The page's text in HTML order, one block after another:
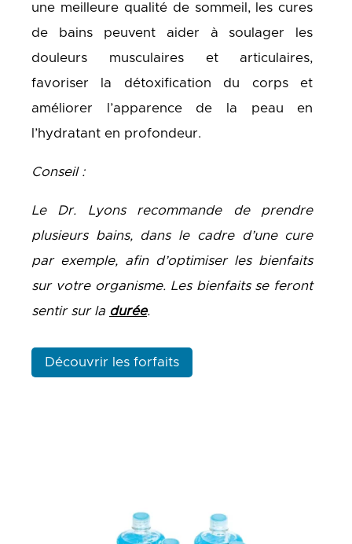
une meilleure qualité de sommeil, les cures
de bains peuvent aider à soulager les
douleurs musculaires et articulaires,
favoriser la détoxification du corps et
améliorer l’apparence de la peau en
l’hydratant en profondeur.
Conseil :
Le Dr. Lyons recommande de prendre
plusieurs bains, dans le cadre d’une cure
par exemple, afin d’optimiser les bienfaits
sur votre organisme. Les bienfaits se feront
sentir sur la durée.
Découvrir les forfaits